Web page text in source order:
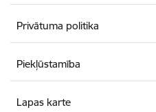
Privātuma politika
Piekļūstamība
Lapas karte